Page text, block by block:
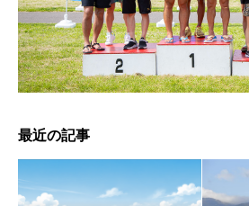
【受付終了】2026大会同日開催！小
最近の記事